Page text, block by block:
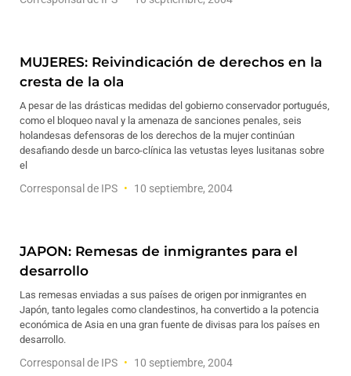
MUJERES: Reivindicación de derechos en la
cresta de la ola
A pesar de las drásticas medidas del gobierno conservador portugués,
como el bloqueo naval y la amenaza de sanciones penales, seis
holandesas defensoras de los derechos de la mujer continúan
desafiando desde un barco-clínica las vetustas leyes lusitanas sobre
el
Corresponsal de IPS 10 septiembre, 2004
JAPON: Remesas de inmigrantes para el
desarrollo
Las remesas enviadas a sus países de origen por inmigrantes en
Japón, tanto legales como clandestinos, ha convertido a la potencia
económica de Asia en una gran fuente de divisas para los países en
desarrollo.
Corresponsal de IPS 10 septiembre, 2004